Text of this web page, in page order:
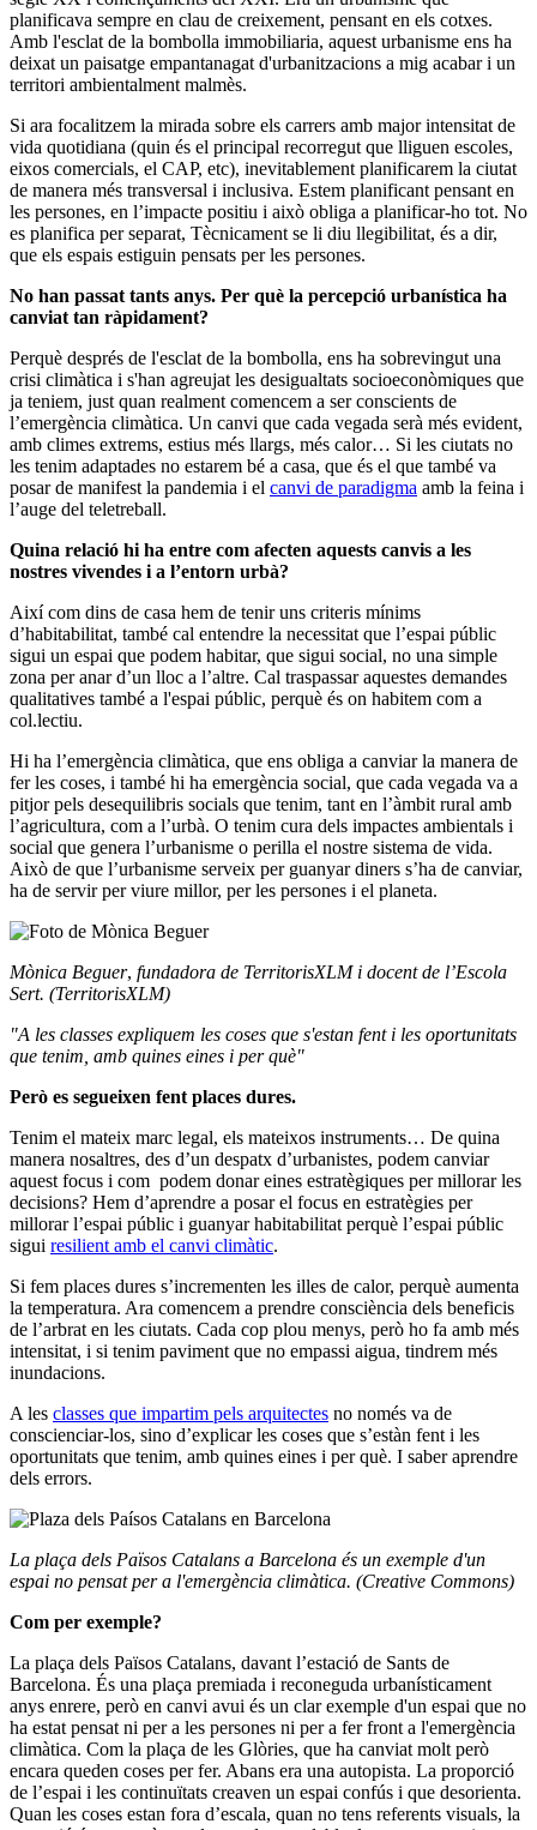
planificava sempre en clau de creixement, pensant en els cotxes.
Amb l'esclat de la bombolla immobiliaria, aquest urbanisme ens ha
deixat un paisatge empantanagat d'urbanitzacions a mig acabar i un
territori ambientalment malmès.
Si ara focalitzem la mirada sobre els carrers amb major intensitat de
vida quotidiana (quin és el principal recorregut que lliguen escoles,
eixos comercials, el CAP, etc), inevitablement planificarem la ciutat
de manera més transversal i inclusiva. Estem planificant pensant en
les persones, en l’impacte positiu i això obliga a planificar-ho tot. No
es planifica per separat, Tècnicament se li diu llegibilitat, és a dir,
que els espais estiguin pensats per les persones.
No han passat tants anys. Per què la percepció urbanística ha
canviat tan ràpidament?
Perquè després de l'esclat de la bombolla, ens ha sobrevingut una
crisi climàtica i s'han agreujat les desigualtats socioeconòmiques que
ja teniem, just quan realment comencem a ser conscients de
l’emergència climàtica. Un canvi que cada vegada serà més evident,
amb climes extrems, estius més llargs, més calor… Si les ciutats no
les tenim adaptades no estarem bé a casa, que és el que també va
posar de manifest la pandemia i el canvi de paradigma amb la feina i
l’auge del teletreball.
Quina relació hi ha entre com afecten aquests canvis a les
nostres vivendes i a l’entorn urbà?
Així com dins de casa hem de tenir uns criteris mínims
d’habitabilitat, també cal entendre la necessitat que l’espai públic
sigui un espai que podem habitar, que sigui social, no una simple
zona per anar d’un lloc a l’altre. Cal traspassar aquestes demandes
qualitatives també a l'espai públic, perquè és on habitem com a
col.lectiu.
Hi ha l’emergència climàtica, que ens obliga a canviar la manera de
fer les coses, i també hi ha emergència social, que cada vegada va a
pitjor pels desequilibris socials que tenim, tant en l’àmbit rural amb
l’agricultura, com a l’urbà. O tenim cura dels impactes ambientals i
social que genera l’urbanisme o perilla el nostre sistema de vida.
Això de que l’urbanisme serveix per guanyar diners s’ha de canviar,
ha de servir per viure millor, per les persones i el planeta.
Mònica Beguer, fundadora de TerritorisXLM i docent de l’Escola
Sert. (TerritorisXLM)
"A les classes expliquem les coses que s'estan fent i les oportunitats
que tenim, amb quines eines i per què"
Però es segueixen fent places dures.
Tenim el mateix marc legal, els mateixos instruments… De quina
manera nosaltres, des d’un despatx d’urbanistes, podem canviar
aquest focus i com podem donar eines estratègiques per millorar les
decisions? Hem d’aprendre a posar el focus en estratègies per
millorar l’espai públic i guanyar habitabilitat perquè l’espai públic
sigui resilient amb el canvi climàtic.
Si fem places dures s’incrementen les illes de calor, perquè aumenta
la temperatura. Ara comencem a prendre consciència dels beneficis
de l’arbrat en les ciutats. Cada cop plou menys, però ho fa amb més
intensitat, i si tenim paviment que no empassi aigua, tindrem més
inundacions.
A les classes que impartim pels arquitectes no només va de
conscienciar-los, sino d’explicar les coses que s’estàn fent i les
oportunitats que tenim, amb quines eines i per què. I saber aprendre
dels errors.
La plaça dels Països Catalans a Barcelona és un exemple d'un
espai no pensat per a l'emergència climàtica. (Creative Commons)
Com per exemple?
La plaça dels Països Catalans, davant l’estació de Sants de
Barcelona. És una plaça premiada i reconeguda urbanísticament
anys enrere, però en canvi avui és un clar exemple d'un espai que no
ha estat pensat ni per a les persones ni per a fer front a l'emergència
climàtica. Com la plaça de les Glòries, que ha canviat molt però
encara queden coses per fer. Abans era una autopista. La proporció
de l’espai i les continuïtats creaven un espai confús i que desorienta.
Quan les coses estan fora d’escala, quan no tens referents visuals, la